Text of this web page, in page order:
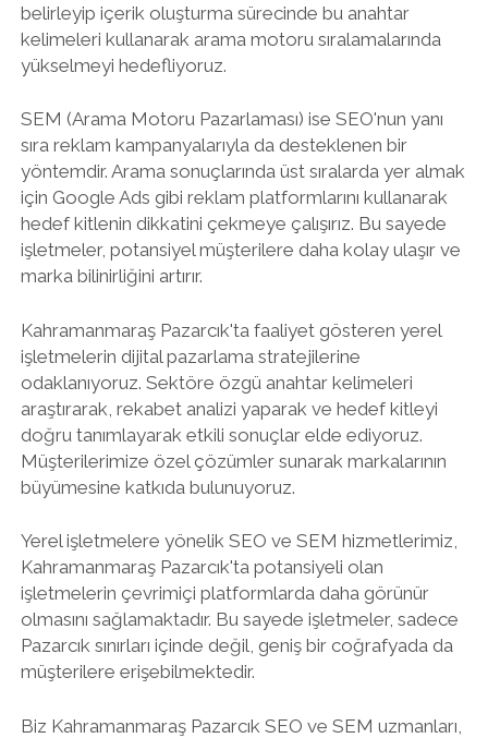
belirleyip içerik oluşturma sürecinde bu anahtar
kelimeleri kullanarak arama motoru sıralamalarında
yükselmeyi hedefliyoruz.
SEM (Arama Motoru Pazarlaması) ise SEO'nun yanı
sıra reklam kampanyalarıyla da desteklenen bir
yöntemdir. Arama sonuçlarında üst sıralarda yer almak
için Google Ads gibi reklam platformlarını kullanarak
hedef kitlenin dikkatini çekmeye çalışırız. Bu sayede
işletmeler, potansiyel müşterilere daha kolay ulaşır ve
marka bilinirliğini artırır.
Kahramanmaraş Pazarcık'ta faaliyet gösteren yerel
işletmelerin dijital pazarlama stratejilerine
odaklanıyoruz. Sektöre özgü anahtar kelimeleri
araştırarak, rekabet analizi yaparak ve hedef kitleyi
doğru tanımlayarak etkili sonuçlar elde ediyoruz.
Müşterilerimize özel çözümler sunarak markalarının
büyümesine katkıda bulunuyoruz.
Yerel işletmelere yönelik SEO ve SEM hizmetlerimiz,
Kahramanmaraş Pazarcık'ta potansiyeli olan
işletmelerin çevrimiçi platformlarda daha görünür
olmasını sağlamaktadır. Bu sayede işletmeler, sadece
Pazarcık sınırları içinde değil, geniş bir coğrafyada da
müşterilere erişebilmektedir.
Biz Kahramanmaraş Pazarcık SEO ve SEM uzmanları,